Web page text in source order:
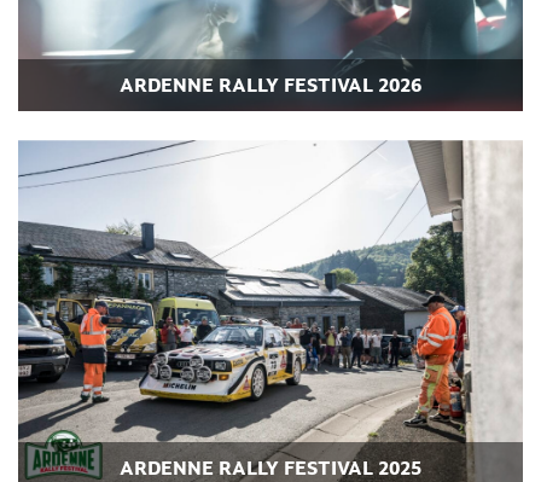
ARDENNE RALLY FESTIVAL 2026
ARDENNE RALLY FESTIVAL 2025